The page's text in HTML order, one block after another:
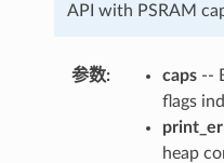
API with PSRAM
参数: caps--
flags
heap